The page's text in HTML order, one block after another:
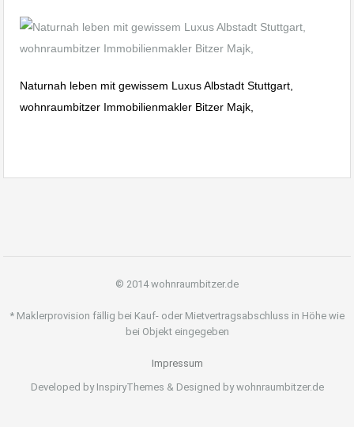
Naturnah leben mit gewissem Luxus Albstadt Stuttgart,
wohnraumbitzer Immobilienmakler Bitzer Majk,
© 2014 wohnraumbitzer.de
* Maklerprovision fällig bei Kauf- oder Mietvertragsabschluss in Höhe wie
bei Objekt eingegeben
Impressum
Developed by InspiryThemes & Designed by wohnraumbitzer.de